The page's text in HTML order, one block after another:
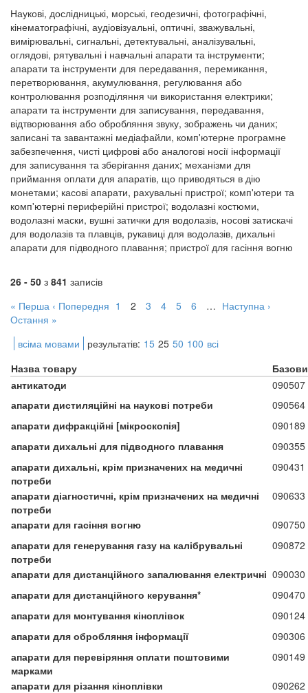
Наукові, дослідницькі, морські, геодезичні, фотографічні,
кінематографічні, аудіовізуальні, оптичні, зважувальні,
вимірювальні, сигнальні, детектувальні, аналізувальні,
оглядові, рятувальні і навчальні апарати та інструменти;
апарати та інструменти для передавання, перемикання,
перетворювання, акумулювання, регулювання або
контролювання розподіляння чи використання електрики;
апарати та інструменти для записування, передавання,
відтворювання або обробляння звуку, зображень чи даних;
записані та завантажні медіафайли, комп'ютерне програмне
забезпечення, чисті цифрові або аналогові носії інформації
для записування та зберігання даних; механізми для
приймання оплати для апаратів, що приводяться в дію
монетами; касові апарати, рахувальні пристрої; комп'ютери та
комп'ютерні периферійні пристрої; водолазні костюми,
водолазні маски, вушні затички для водолазів, носові затискачі
для водолазів та плавців, рукавиці для водолазів, дихальні
апарати для підводного плавання; пристрої для гасіння вогню
26 - 50 з 841 записів
« Перша ‹ Попередня 1 2 3 4 5 6 … Наступна ›
Остання »
всіма мовами
результатів: 15 25 50 100 всі
Назва товару
антикатоди
090507
апарати дистиляційні на наукові потреби
090564
апарати дифракційні [мікроскопія]
090189
апарати дихальні для підводного плавання
090355
апарати дихальні, крім призначених на медичні
потреби
090431
апарати діагностичні, крім призначених на медичні
потреби
090633
апарати для гасіння вогню
090750
апарати для генерування газу на калібрувальні
потреби
090872
апарати для дистанційного запалювання електричні 090030
апарати для дистанційного керування*
090470
апарати для монтування кіноплівок
090124
апарати для обробляння інформації
090306
апарати для перевіряння оплати поштовими
марками
090149
апарати для різання кіноплівки
090262